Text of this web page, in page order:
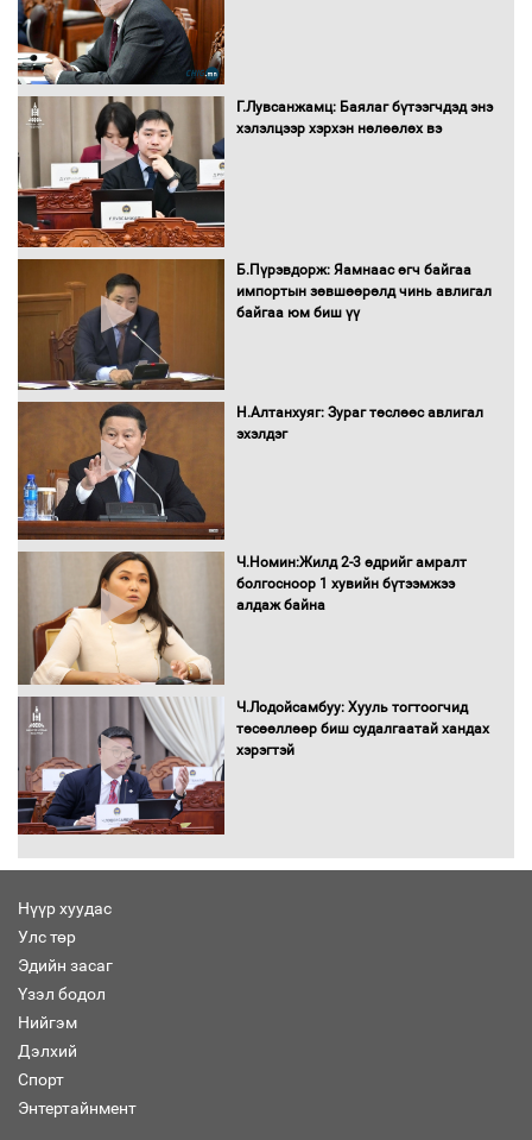
орчныг бүрдүүллээ
баримт
Г.Лувсанжамц: Баялаг бүтээгчдэд энэ
хэлэлцээр хэрхэн нөлөөлөх вэ
Б.Пүрэвдорж: Яамнаас өгч байгаа
импортын зөвшөөрөлд чинь авлигал
байгаа юм биш үү
Н.Алтанхуяг: Зураг төслөөс авлигал
эхэлдэг
Ч.Номин:Жилд 2-3 өдрийг амралт
болгосноор 1 хувийн бүтээмжээ
алдаж байна
Ч.Лодойсамбуу: Хууль тогтоогчид
төсөөллөөр биш судалгаатай хандах
хэрэгтэй
Нүүр хуудас
Улс төр
Эдийн засаг
Үзэл бодол
Нийгэм
Дэлхий
Спорт
Энтертайнмент